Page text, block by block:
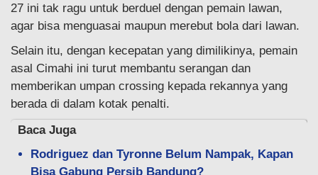
27 ini tak ragu untuk berduel dengan pemain lawan,
agar bisa menguasai maupun merebut bola dari lawan.
Selain itu, dengan kecepatan yang dimilikinya, pemain
asal Cimahi ini turut membantu serangan dan
memberikan umpan crossing kepada rekannya yang
berada di dalam kotak penalti.
Baca Juga
Rodriguez dan Tyronne Belum Nampak, Kapan
Bisa Gabung Persib Bandung?